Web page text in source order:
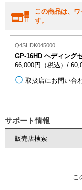
この商品は、
す。
Q4SHDK045000
GP-16HD ヘディング
66,000円（税込）/
取扱店にお問い合
サポート情報
販売店検索
こ